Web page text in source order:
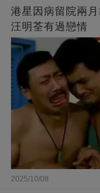
港星因病留院兩
汪明荃有過戀情
2025/10/08